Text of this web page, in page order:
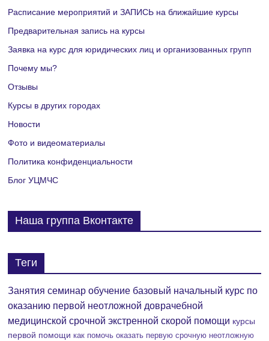
ц
и
я
М
е
р
о
п
р
и
я
т
и
е
Расписание мероприятий и ЗАПИСЬ на ближайшие курсы
Предварительная запись на курсы
Заявка на курс для юридических лиц и организованных групп
Почему мы?
Отзывы
Курсы в других городах
Новости
Фото и видеоматериалы
Политика конфиденциальности
Блог УЦМЧС
Наша группа Вконтакте
Теги
Занятия семинар обучение базовый начальный курс по
оказанию первой неотложной доврачебной
медицинской срочной экстренной скорой помощи курсы
первой помощи как помочь оказать первую срочную неотложную